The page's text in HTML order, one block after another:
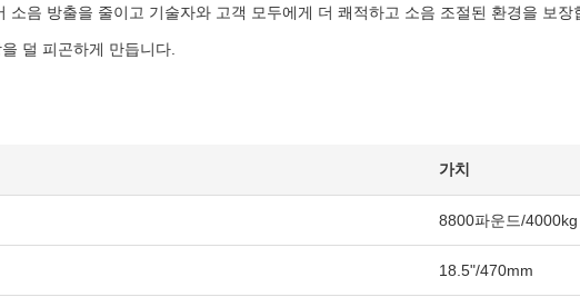
소음 방출을 줄이고 기술자와 고객 모두에게 더 쾌적하고 소음 조절된 환경을 보장
덜 피곤하게 만듭니다.
가치
8800파운드/4000kg
18.5"/470mm